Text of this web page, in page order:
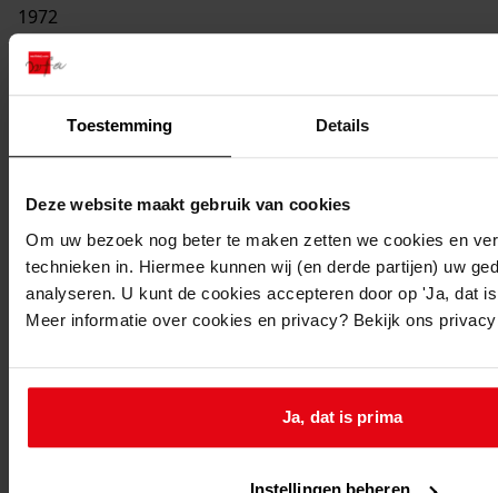
Toestemming Details
Deze website maakt gebruik van cookies
Om uw bezoek nog beter te maken zetten we cookies en
technieken in. Hiermee kunnen wij (en derde partijen) uw
analyseren. U kunt de cookies accepteren door op 'Ja, dat
Meer informatie over cookies en privacy? Bekijk ons
Ja, dat is prima
1972
Beschrijving:
Bouw van twee garages (Boxwoudstraat 9 en 11)
Hauwert, Boxwoudstraat 9
Hauwert, Boxwoudstraat 11
Nieuw adres: